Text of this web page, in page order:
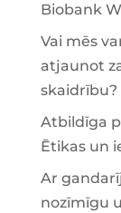
Biobank
Vai mēs
atjaunot
skaidrību?
Atbildīga
Ētikas un
Ar
nozīmīgu